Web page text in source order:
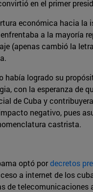
en el primer
económica hacia la
a la mayoría
(apenas cambió la
logrado su
con la esperanza de
de Cuba y
negativo, pues
castrista.
optó pordecretos
a internet de los
de